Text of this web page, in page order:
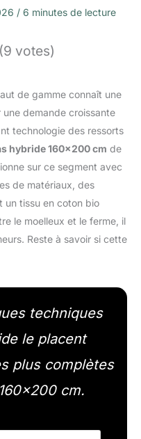
/ 6 minutes de lecture
votes)
de gamme connaît une
demande croissante
technologie des ressorts
hybride 160×200 cm de
sur ce segment avec
de matériaux, des
un tissu en coton bio
le moelleux et le ferme, il
Reste à savoir si cette
techniques
le placent
plus complètes
cm.